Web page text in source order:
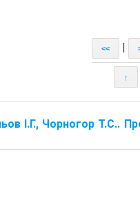
<<
↑
І.Г., Чорногор Т.С..